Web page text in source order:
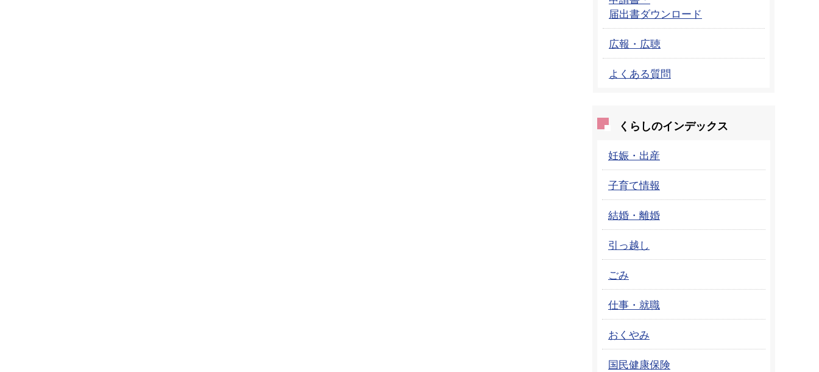
届出書ダウンロード
広報・広聴
よくある質問
くらしのインデックス
妊娠・出産
子育て情報
結婚・離婚
引っ越し
ごみ
仕事・就職
おくやみ
国民健康保険